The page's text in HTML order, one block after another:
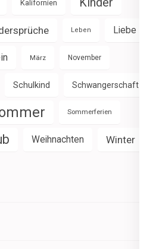
Kalifornien
Leben Liebe
März November
Schulkind Schwangerschaft
Sommerferien
Weihnachten Winter